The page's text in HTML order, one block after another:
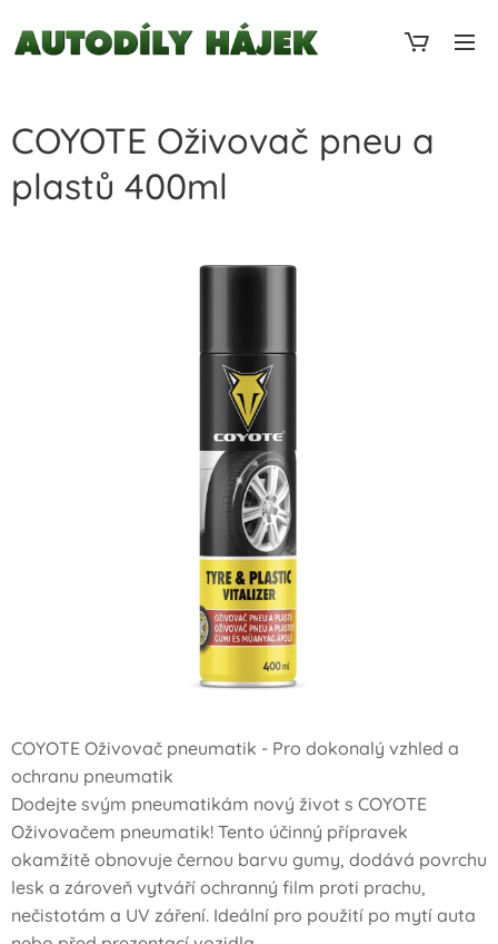
COYOTE Oživovač pneu a
plastů 400ml
COYOTE Oživovač pneumatik - Pro dokonalý vzhled a
ochranu pneumatik
Dodejte svým pneumatikám nový život s COYOTE
Oživovačem pneumatik! Tento účinný přípravek
okamžitě obnovuje černou barvu gumy, dodává povrchu
lesk a zároveň vytváří ochranný film proti prachu,
nečistotám a UV záření. Ideální pro použití po mytí auta